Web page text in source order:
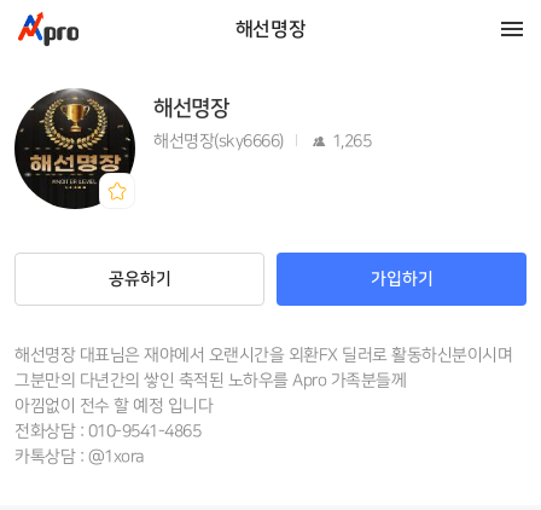
해선명장
해선명장
해선명장(sky6666) 1,265
공유하기 가입하기
해선명장 대표님은 재야에서 오랜시간을 외환FX 딜러로 활동하신분이시며
그분만의 다년간의 쌓인 축적된 노하우를 Apro 가족분들께
아낌없이 전수 할 예정 입니다
전화상담 : 010-9541-4865
카톡상담 : @1xora